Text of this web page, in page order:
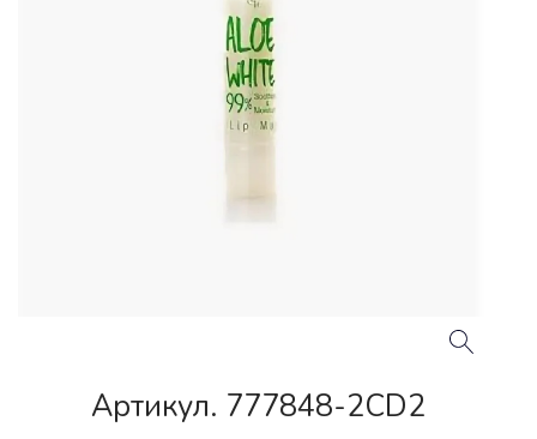
Артикул. 777848-2CD2